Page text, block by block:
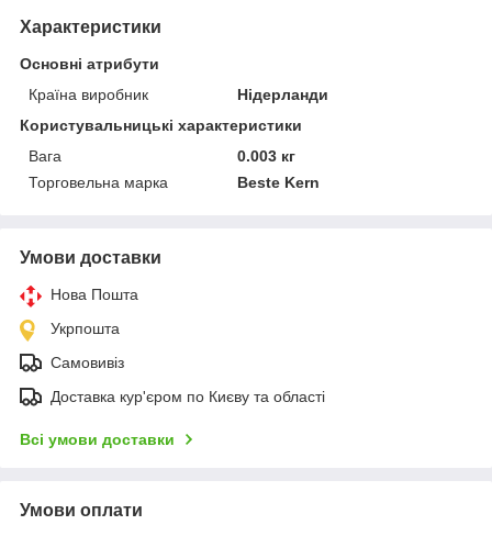
Характеристики
Основні атрибути
Країна виробник
Нідерланди
Користувальницькі характеристики
Вага
0.003 кг
Торговельна марка
Beste Kern
Умови доставки
Нова Пошта
Укрпошта
Самовивіз
Доставка кур'єром по Києву та області
Всі умови доставки
Умови оплати